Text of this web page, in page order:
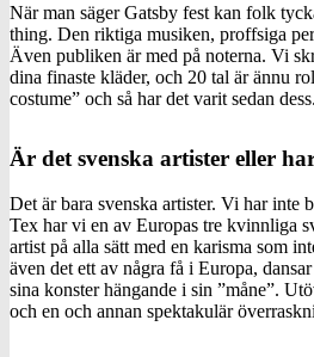
När man säger Gatsby fest kan folk
thing. Den riktiga musiken, proffsiga
Även publiken är med på noterna. Vi
dina finaste kläder, och 20 tal är ännu
costume” och så har det varit sedan dess.
Är det svenska artister eller
Det är bara svenska artister. Vi har inte
Tex har vi en av Europas tre kvinnliga
artist på alla sätt med en karisma som
även det ett av några få i Europa,
sina konster hängande i sin ”måne”.
och en och annan spektakulär